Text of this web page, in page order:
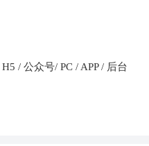
/ 公众号/ PC / APP / 后台